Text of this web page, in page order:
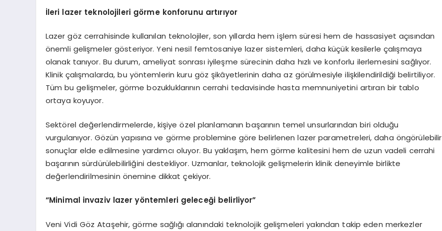
İleri lazer teknolojileri görme konforunu artırıyor
Lazer göz cerrahisinde kullanılan teknolojiler, son yıllarda hem işlem süresi hem de hassasiyet açısından
önemli gelişmeler gösteriyor. Yeni nesil femtosaniye lazer sistemleri, daha küçük kesilerle çalışmaya
olanak tanıyor. Bu durum, ameliyat sonrası iyileşme sürecinin daha hızlı ve konforlu ilerlemesini sağlıyor.
Klinik çalışmalarda, bu yöntemlerin kuru göz şikâyetlerinin daha az görülmesiyle ilişkilendirildiği belirtiliyor.
Tüm bu gelişmeler, görme bozukluklarının cerrahi tedavisinde hasta memnuniyetini artıran bir tablo
ortaya koyuyor.
Sektörel değerlendirmelerde, kişiye özel planlamanın başarının temel unsurlarından biri olduğu
vurgulanıyor. Gözün yapısına ve görme problemine göre belirlenen lazer parametreleri, daha öngörülebilir
sonuçlar elde edilmesine yardımcı oluyor. Bu yaklaşım, hem görme kalitesini hem de uzun vadeli cerrahi
başarının sürdürülebilirliğini destekliyor. Uzmanlar, teknolojik gelişmelerin klinik deneyimle birlikte
değerlendirilmesinin önemine dikkat çekiyor.
“Minimal invaziv lazer yöntemleri geleceği belirliyor”
Veni Vidi Göz Ataşehir, görme sağlığı alanındaki teknolojik gelişmeleri yakından takip eden merkezler